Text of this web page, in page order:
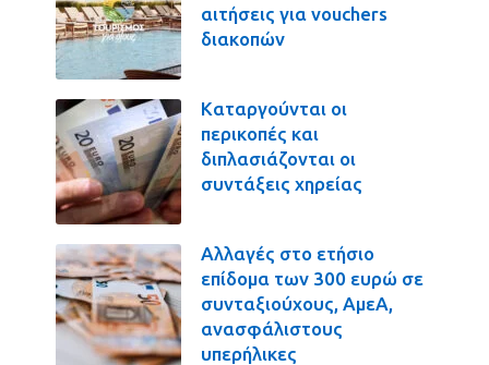
αιτήσεις για vouchers
διακοπών
Καταργούνται οι
περικοπές και
διπλασιάζονται οι
συντάξεις χηρείας
Αλλαγές στο ετήσιο
επίδομα των 300 ευρώ σε
συνταξιούχους, ΑμεΑ,
ανασφάλιστους
υπερήλικες